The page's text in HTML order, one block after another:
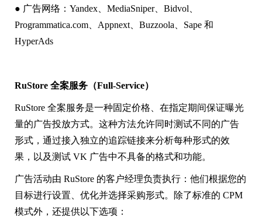
● 广告网络：Yandex、MediaSniper、Bidvol、
Programmatica.com、Appnext、Buzzoola、Sape 和
HyperAds
RuStore 全案服务（Full-Service）
RuStore 全案服务是一种固定价格、在指定期间保证曝光
量的广告投放方式。这种方法允许同时测试不同的广告
形式，通过接入独立的追踪链接来分析每种形式的效
果，以及测试 VK 广告中不具备的格式和功能。
广告活动由 RuStore 的客户经理负责执行：他们根据您的
目标进行设置、优化并选择采购形式。除了标准的 CPM
模式外，还提供以下选项：